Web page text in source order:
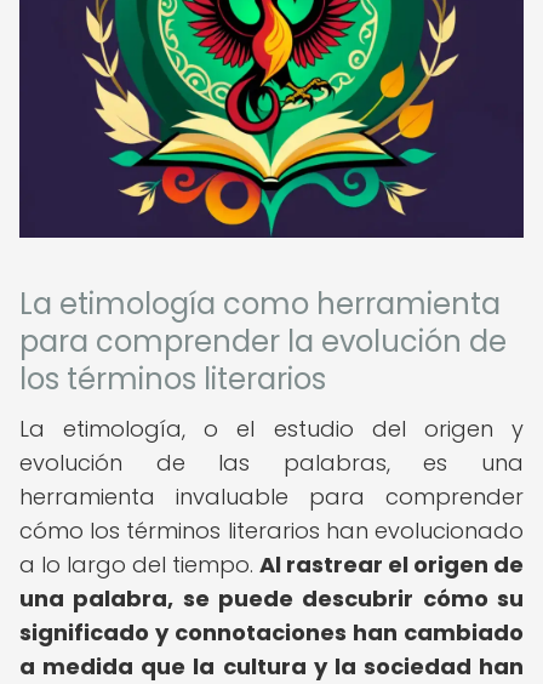
La etimología como herramienta
para comprender la evolución de
los términos literarios
La etimología, o el estudio del origen y
evolución de las palabras, es una
herramienta invaluable para comprender
cómo los términos literarios han evolucionado
a lo largo del tiempo. Al rastrear el origen de
una palabra, se puede descubrir cómo su
significado y connotaciones han cambiado
a medida que la cultura y la sociedad han